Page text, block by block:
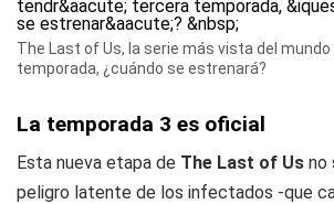
The Last of Us, la serie más vista del
temporada, ¿cuándo se estrenará?
La temporada 3 es oficial
Esta nueva etapa de The Last of Us no
peligro latente de los infectados -que